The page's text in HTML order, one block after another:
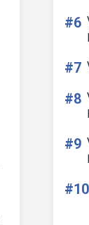
#6
#7
#8
#9
#10